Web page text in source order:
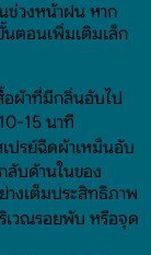
ช่วงหน้าฝน หาก
ตอนเพิ่มเติมเล็ก
อผ้าที่มีกลิ่นอับไป
15 นาที
ปรย์ฉีดผ้าเหม็นอับ
บด้านในของ
างเต็มประสิทธิภาพ
เวณรอยพับ หรือจุด